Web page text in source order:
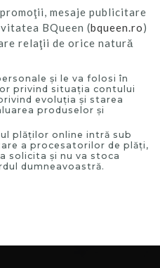
mesaje publicitare
BQueen (bqueen.ro)
relaţii de orice natură
şi le va folosi în
privind situaţia contului
evoluţia şi starea
produselor şi
plăţilor online intră sub
a procesatorilor de plăţi,
solicita şi nu va stoca
dumneavoastră.